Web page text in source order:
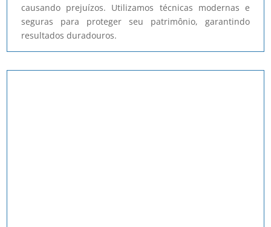
causando prejuízos. Utilizamos técnicas modernas e
seguras para proteger seu patrimônio, garantindo
resultados duradouros.